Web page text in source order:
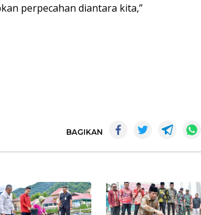
perpecahan diantara kita,”
BAGIKAN